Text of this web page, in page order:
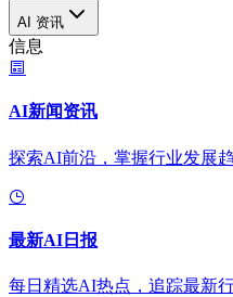
AI 资讯
信息
AI新闻资讯
探索AI前沿，掌握行业发展
最新AI日报
每日精选AI热点，追踪最新